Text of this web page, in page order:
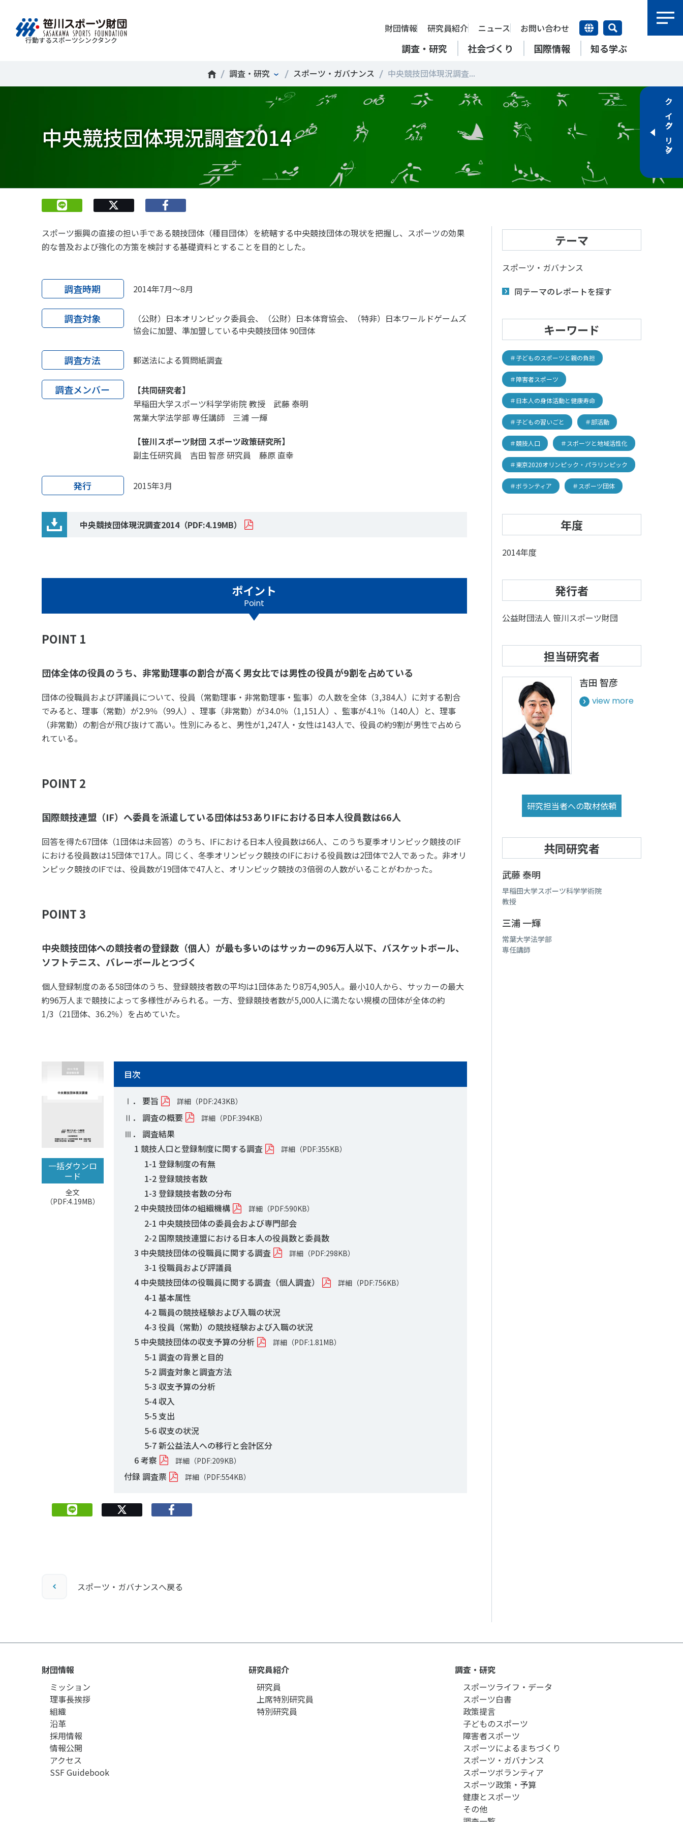
行動するスポーツシンクタンク
調査・研究 社会づくり 国際情報 知る学ぶ
財団情報 研究員紹介 ニュース お問い合わせ
財団情報
ミッション
情報公開
アクセス
SSF Guidebook
研究員紹介
研究員
特別研究員
自治体との連携
各教育機関との連携
諸外国のスポーツ情報（イギリス）
諸外国のスポーツ情報（ドイツ）
諸外国のスポーツ情報（アメリカ）
諸外国のスポーツ情報（カナダ）
諸外国のスポーツ情報（ブラジル）
諸外国のスポーツ情報（オーストラリア
SSF研究員による国際情報
ソーシャルメディア運営方針
＃アクティブなまちづくり ＃日本人の身体活動と健康寿命 ＃障害者スポーツ ＃スポーツ基本計画
＃競技人口 ＃高齢者スポーツ ＃差別とダイバーシティ
スポーツライフ・データ スポーツ白書 政策提言
子どものスポーツ
障害者スポーツ
スポーツによるまちづくり スポーツボランティア
社会づくり
自治体との連携
各教育機関との連携
スポーツ振興団体との連携
知る学ぶ
SPORT POLICY INCUBATOR ―
Sport Topics
スポーツ辞典
析・研究に基づく実現性のある政策提言
につなげています。
スポーツライフ・データ
政策提言
子どものスポーツ
障害者スポーツ
スポーツによるまちづくり
スポーツ・ガバナンス
スポーツボランティア
スポーツ政策・予算
健康とスポーツ
なまちづくり
新たな地域スポーツプラットフォーム
運動部活動の実態と地域展開・
地域移行
ツ推進計画の策定やスポーツ振興、地域課題の解決につなが
る取り組みを共同で実践しています。
アクティブシティ
各教育機関との連携
スポーツ振興団体との連携
セミナー
【動画】スポーツでアクティブなまちづくり
チャレンジデー30年の取り組み
スポーツ・ライフデータ
運動部活動の実態と地域展開・
地域移行
日本国外の組織との連携、国際会議での研究成果の発表など
を行います。また、諸外国のスポーツ政策の比較、研究、情
報収集に積極的に取り組んでいます。
国際機関との連携
諸外国のスポーツ政策
諸外国のスポーツ事情
SSF研究員による国際情報コラム
SSFとできること
SSFとできること
研究機関／競技団体の方へ
ツ界の諸問題に関するコラム、スポーツ
史に残る貴重な証言など、様々な読み物
運動部活動の実態と地域展開・地域
スポーツ時事問題
SPORT TOPICS
障害者のスポーツの日常化
誰もがささえやすい子どものスポー
ツの環境づくり
スポーツ辞典
スポーツ 歴史の検証
SPORT POLICY INCUBATOR―スポ
ーツ政策の『卵』―
SSF BOOKS
新型コロナウイルスとスポーツ
自治体／行政機関の方へ
SSFとできること
SSFとできること
学生／大学生の方へ
クイックリンク
調査・研究 スポーツ・ガバナンス 中央競技団体現況調査...
中央競技団体現況調査2014
スポーツ振興の直接の担い手である競技団体（種目団体）を統轄する中央競技団体の現状を把握し、スポーツの効果
的な普及および強化の方策を検討する基礎資料とすることを目的とした。
調査時期 2014年7月～8月
調査対象
（公財）日本オリンピック委員会、（公財）日本体育協会、（特非）日本ワールドゲームズ
協会に加盟、準加盟している中央競技団体 90団体
調査方法 郵送法による質問紙調査
調査メンバー
【共同研究者】
早稲田大学スポーツ科学学術院 教授 武藤 泰明
常葉大学法学部 専任講師 三浦 一輝
【笹川スポーツ財団 スポーツ政策研究所】
副主任研究員 吉田 智彦 研究員 藤原 直幸
発行 2015年3月
中央競技団体現況調査2014（PDF:4.19MB）
ポイント
Point
POINT 1
団体全体の役員のうち、非常勤理事の割合が高く男女比では男性の役員が9割を占めている
団体の役職員および評議員について、役員（常勤理事・非常勤理事・監事）の人数を全体（3,384人）に対する割合
でみると、理事（常勤）が2.9％（99人）、理事（非常勤）が34.0％（1,151人）、監事が4.1％（140人）と、理事
（非常勤）の割合が飛び抜けて高い。性別にみると、男性が1,247人・女性は143人で、役員の約9割が男性で占めら
れている。
POINT 2
国際競技連盟（IF）へ委員を派遣している団体は53ありIFにおける日本人役員数は66人
回答を得た67団体（1団体は未回答）のうち、IFにおける日本人役員数は66人、このうち夏季オリンピック競技のIF
における役員数は15団体で17人。同じく、冬季オリンピック競技のIFにおける役員数は2団体で2人であった。非オリ
ンピック競技のIFでは、役員数が19団体で47人と、オリンピック競技の3倍弱の人数がいることがわかった。
POINT 3
中央競技団体への競技者の登録数（個人）が最も多いのはサッカーの96万人以下、バスケットボール、
ソフトテニス、バレーボールとつづく
個人登録制度のある58団体のうち、登録競技者数の平均は1団体あたり8万4,905人。最小10人から、サッカーの最大
約96万人まで競技によって多様性がみられる。一方、登録競技者数が5,000人に満たない規模の団体が全体の約
1/3（21団体、36.2％）を占めていた。
一括ダウンロ
ード
全文
（PDF:4.19MB）
目次
Ⅰ． 要旨 詳細（PDF:243KB）
Ⅱ． 調査の概要 詳細（PDF:394KB）
Ⅲ． 調査結果
1 競技人口と登録制度に関する調査
詳細（PDF:355KB）
1-1 登録制度の有無
1-2 登録競技者数
1-3 登録競技者数の分布
2 中央競技団体の組織機構
詳細（PDF:590KB）
2-1 中央競技団体の委員会および専門部会
2-2 国際競技連盟における日本人の役員数と委員数
3 中央競技団体の役職員に関する調査
詳細（PDF:298KB）
3-1 役職員および評議員
4 中央競技団体の役職員に関する調査（個人調査）
詳細（PDF:756KB）
4-1 基本属性
4-2 職員の競技経験および入職の状況
4-3 役員（常勤）の競技経験および入職の状況
5 中央競技団体の収支予算の分析
詳細（PDF:1.81MB）
5-1 調査の背景と目的
5-2 調査対象と調査方法
5-3 収支予算の分析
5-4 収入
5-5 支出
5-6 収支の状況
5-7 新公益法人への移行と会計区分
6 考察
詳細（PDF:209KB）
付録 調査票 詳細（PDF:554KB）
スポーツ・ガバナンスへ戻る
テーマ
スポーツ・ガバナンス
同テーマのレポートを探す
キーワード
＃子どものスポーツと親の負担
＃障害者スポーツ
＃日本人の身体活動と健康寿命
＃子どもの習いごと ＃部活動
＃競技人口 ＃スポーツと地域活性化
＃東京2020オリンピック・パラリンピック
＃ボランティア ＃スポーツ団体
年度
2014年度
発行者
公益財団法人 笹川スポーツ財団
担当研究者
吉田 智彦
view more
研究担当者への取材依頼
共同研究者
武藤 泰明
早稲田大学スポーツ科学学術院
教授
三浦 一輝
常葉大学法学部
専任講師
財団情報
ミッション
理事長挨拶
組織
沿革
採用情報
情報公開
アクセス
SSF Guidebook
研究員紹介
研究員
上席特別研究員
特別研究員
調査・研究
スポーツライフ・データ
スポーツ白書
政策提言
子どものスポーツ
障害者スポーツ
スポーツによるまちづくり
スポーツ・ガバナンス
スポーツボランティア
スポーツ政策・予算
健康とスポーツ
その他